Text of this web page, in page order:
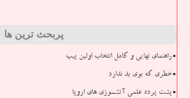
پربحث ترین ها
راهنمای نهایی و کامل انتخاب اولین پیپ
خطری که بوی بد ندارد
پشت پرده علمی آتشسوزی های اروپا